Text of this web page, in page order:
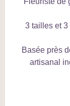
3 tailles et
Basée près
artisanal